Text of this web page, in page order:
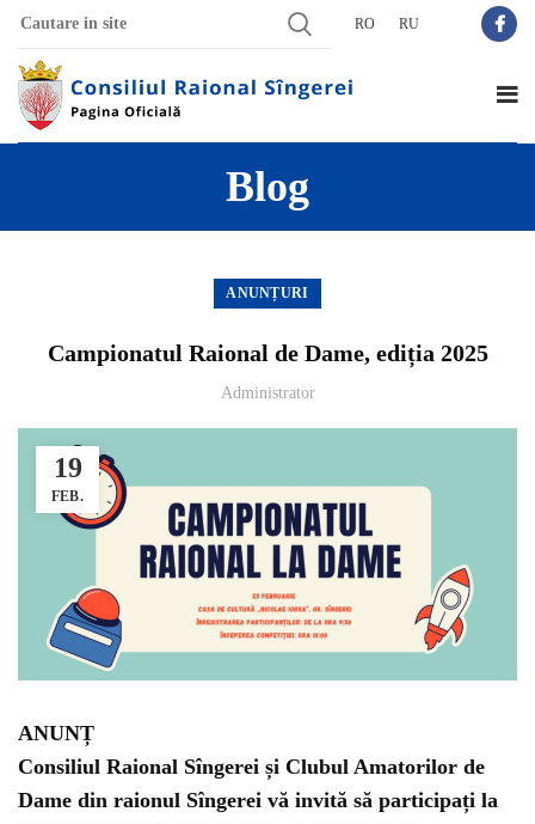
RO RU
Blog
ANUNȚURI
Campionatul Raional de Dame, ediția 2025
Administrator
19
FEB.
ANUNȚ
Consiliul Raional Sîngerei și Clubul Amatorilor de
Dame din raionul Sîngerei vă invită să participați la